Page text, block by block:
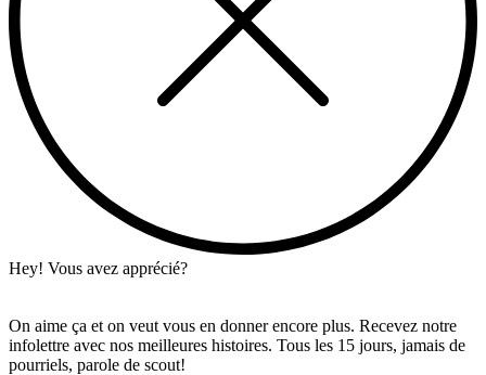
Hey! Vous avez apprécié?
On aime ça et on veut vous en donner encore plus. Recevez notre
infolettre avec nos meilleures histoires. Tous les 15 jours, jamais de
pourriels, parole de scout!